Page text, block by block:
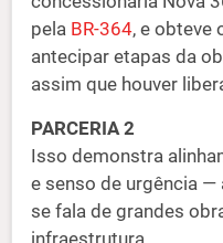
pela BR-364, e obteve
antecipar etapas da
assim que houver
PARCERIA 2
Isso demonstra
e senso de urgência —
se fala de grandes